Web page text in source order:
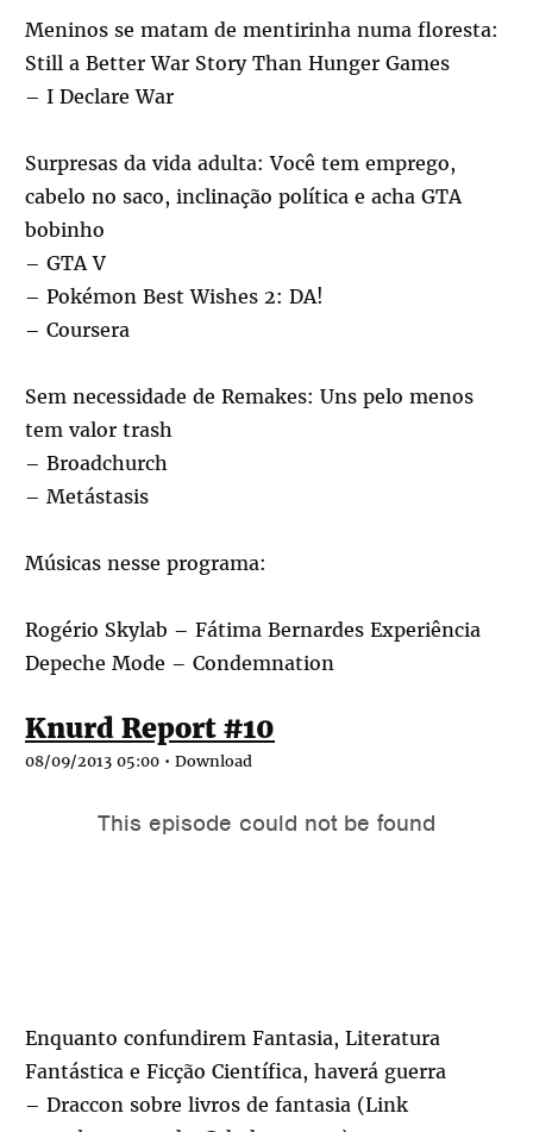
Meninos se matam de mentirinha numa floresta:
Still a Better War Story Than Hunger Games
– I Declare War
Surpresas da vida adulta: Você tem emprego,
cabelo no saco, inclinação política e acha GTA
bobinho
– GTA V
– Pokémon Best Wishes 2: DA!
– Coursera
Sem necessidade de Remakes: Uns pelo menos
tem valor trash
– Broadchurch
– Metástasis
Músicas nesse programa:
Rogério Skylab – Fátima Bernardes Experiência
Depeche Mode – Condemnation
Knurd Report #10
08/09/2013 05:00 • Download
Enquanto confundirem Fantasia, Literatura
Fantástica e Ficção Científica, haverá guerra
– Draccon sobre livros de fantasia (Link